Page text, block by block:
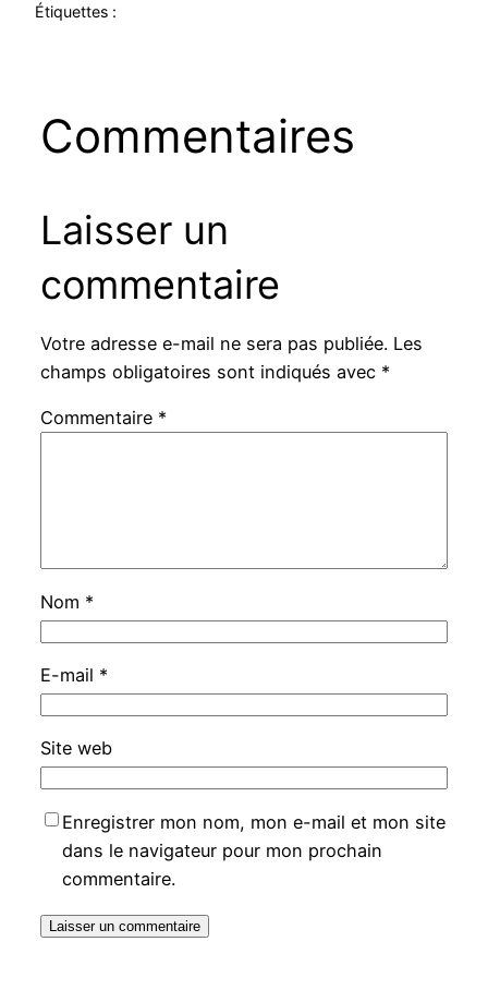
Étiquettes :
Commentaires
Laisser un
commentaire
Votre adresse e-mail ne sera pas publiée. Les
champs obligatoires sont indiqués avec *
Commentaire *
Nom *
E-mail *
Site web
Enregistrer mon nom, mon e-mail et mon site
dans le navigateur pour mon prochain
commentaire.